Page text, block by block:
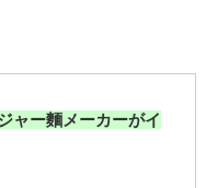
ャー麵メーカーがイ